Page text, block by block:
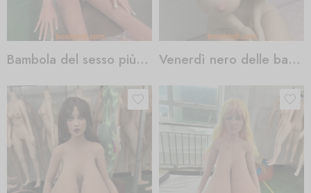
Bambola del sesso più reale Venerdì nero delle bambole del sesso